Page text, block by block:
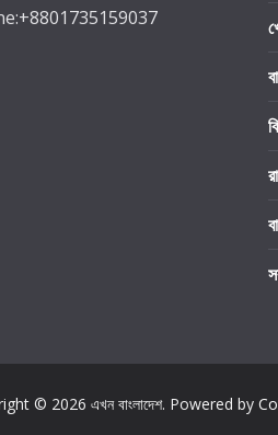
© 2026 এখন বাংলাদেশ. Powered by